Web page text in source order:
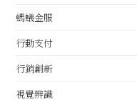
螞蟻金服
行動支付
行銷創新
視覺辨識